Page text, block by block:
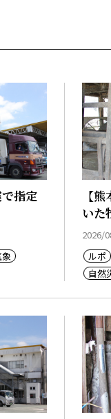
指定
【
いた
2026/
ルポ
自然